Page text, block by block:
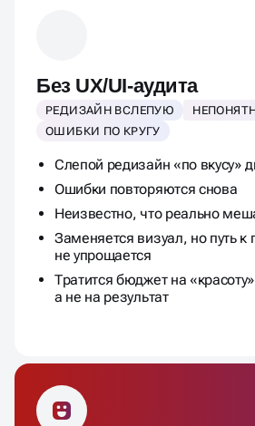
Без UX/UI-аудита
РЕДИЗАЙН ВСЛЕПУЮ
ОШИБКИ ПО КРУГУ
Слепой редизайн «по вкусу»
Ошибки повторяются снова
Неизвестно, что реально
Заменяется визуал, но путь к
не упрощается
Тратится бюджет на
а не на результат